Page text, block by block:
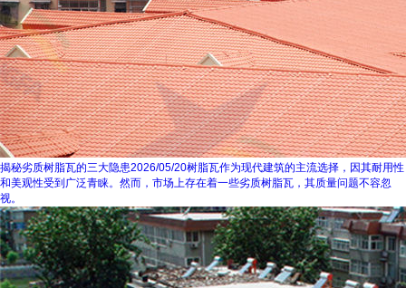
揭秘劣质树脂瓦的三大隐患2026/05/20树脂瓦作为现代建筑的主流选择，因其耐用性
和美观性受到广泛青睐。然而，市场上存在着一些劣质树脂瓦，其质量问题不容忽
视。